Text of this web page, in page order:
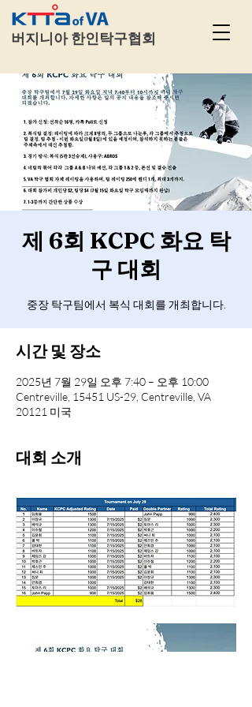
버지니아 한인탁구협회
제 6회 KCPC 화요 탁
구 대회
중장 탁구팀에서 복식 대회를 개최합니다.
시간 및 장소
2025년 7월 29일 오후 7:40 – 오후 10:00
Centreville, 15451 US-29, Centreville, VA
20121 미국
대회 소개